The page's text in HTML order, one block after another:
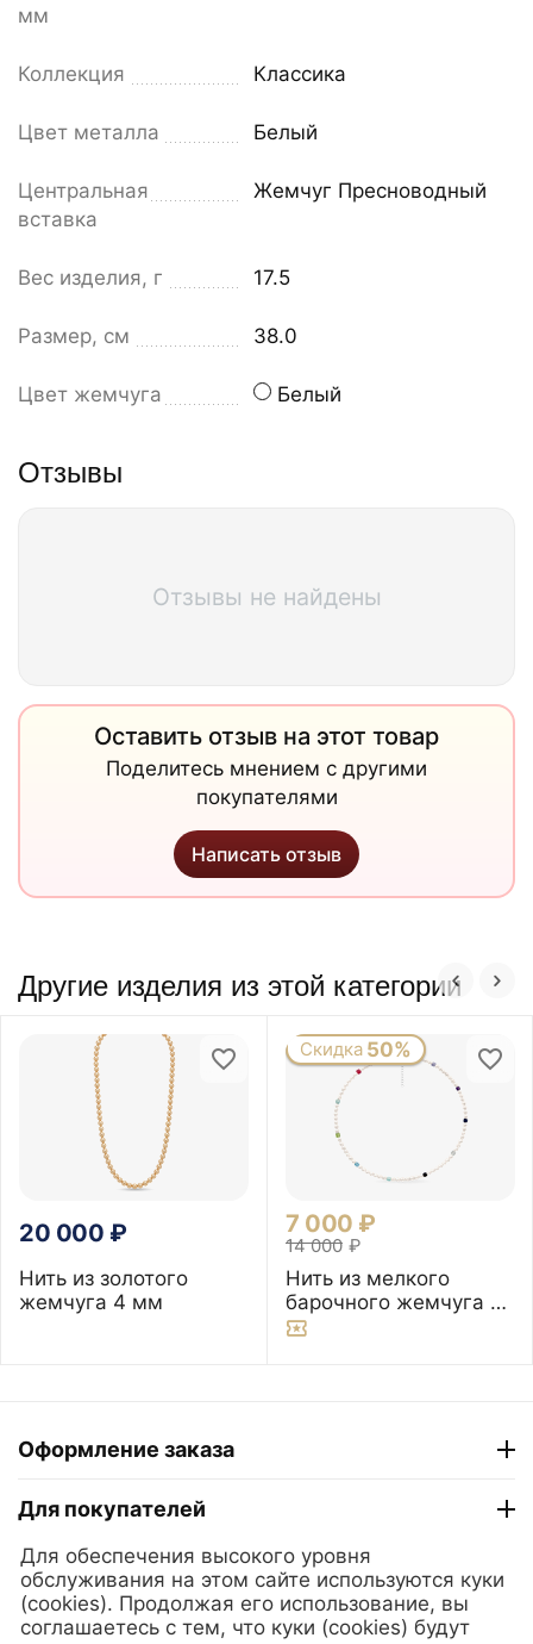
мм
Коллекция Классика
Цвет металла Белый
Центральная
вставка
Жемчуг Пресноводный
Вес изделия, г 17.5
Размер, см 38.0
Цвет жемчуга Белый
Отзывы
Отзывы не найдены
Оставить отзыв на этот товар
Поделитесь мнением с другими
покупателями
Написать отзыв
Другие изделия из этой категории
20 000 ₽
Нить из золотого
жемчуга 4 мм
Скидка 50%
14 000 ₽
7 000 ₽
Нить из мелкого
барочного жемчуга и
самоцветов, 38 см
Оформление заказа
Для покупателей
ТГ "Модный Сезон"
Для обеспечения высокого уровня
обслуживания на этом сайте используются куки
(cookies). Продолжая его использование, вы
соглашаетесь с тем, что куки (cookies) будут